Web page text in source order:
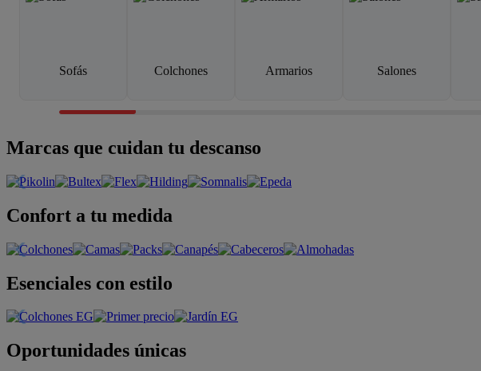
Sofás Colchones Armarios Salones
Marcas que cuidan tu descanso
Confort a tu medida
Esenciales con estilo
Oportunidades únicas